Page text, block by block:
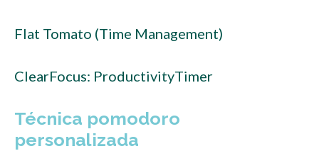
Flat Tomato (Time Management)
ClearFocus: ProductivityTimer
Técnica pomodoro
personalizada